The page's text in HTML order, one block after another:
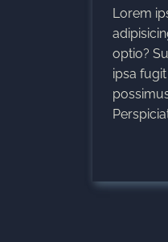
Lorem
optio?
ipsa